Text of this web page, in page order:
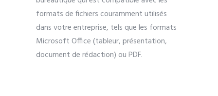
formats de fichiers couramment utilisés
dans votre entreprise, tels que les formats
Microsoft Office (tableur, présentation,
document de rédaction) ou PDF.